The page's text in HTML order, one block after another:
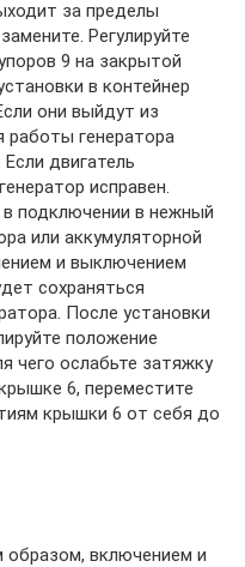
за пределы
Регулируйте
9 на закрытой
в контейнер
они выйдут из
работы генератора
двигатель
исправен.
подключении в нежный
или аккумуляторной
и выключением
сохраняться
После установки
положение
чего ослабьте затяжку
6, переместите
крышки 6 от себя до
образом, включением и